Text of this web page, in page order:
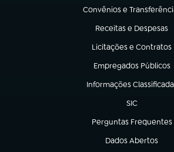
Convênios e
(abre em nova aba)
Receitas e Despesas
(abre em nova aba)
Licitações e Contratos
(abre em nova aba)
Empregados Públicos
(abre em nova aba)
Informações
(abre em nova aba)
SIC
(abre em
Perguntas Frequentes
(abre em nova aba)
Dados Abertos
(abre em nova aba)